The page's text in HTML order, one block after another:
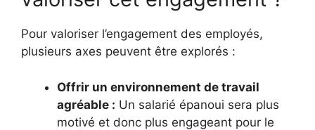
Pour valoriser l’engagement des employés,
plusieurs axes peuvent être explorés :
Offrir un environnement de travail
agréable : Un salarié épanoui sera plus
motivé et donc plus engageant pour le